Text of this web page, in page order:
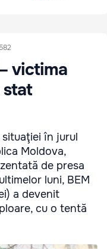
582
victima
stat
în jurul
Moldova,
de presa
luni, BEM
a devenit
cu o tentă